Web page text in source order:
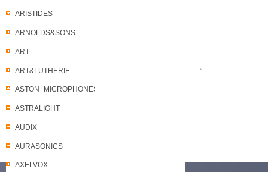
ARISTIDES
ARNOLDS&SONS
ART
ART&LUTHERIE
ASTON_MICROPHONES
ASTRALIGHT
AUDIX
AURASONICS
AXELVOX